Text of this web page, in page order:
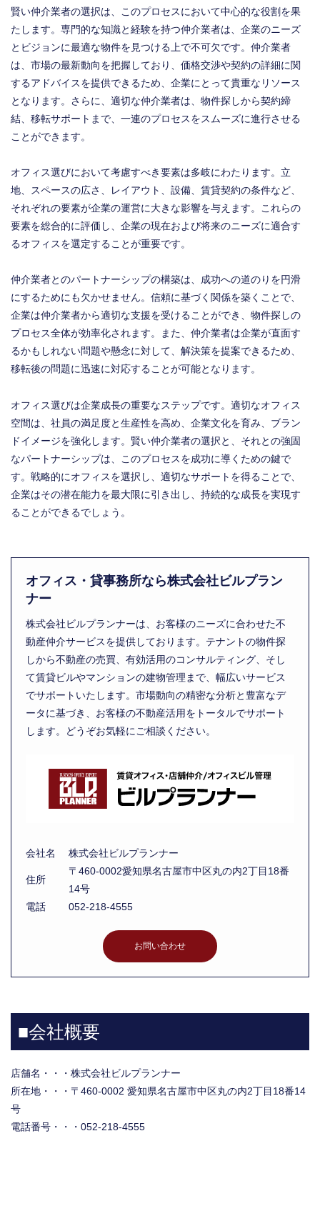
賢い仲介業者の選択は、このプロセスにおいて中心的な役割を果
たします。専門的な知識と経験を持つ仲介業者は、企業のニーズ
とビジョンに最適な物件を見つける上で不可欠です。仲介業者
は、市場の最新動向を把握しており、価格交渉や契約の詳細に関
するアドバイスを提供できるため、企業にとって貴重なリソース
となります。さらに、適切な仲介業者は、物件探しから契約締
結、移転サポートまで、一連のプロセスをスムーズに進行させる
ことができます。
オフィス選びにおいて考慮すべき要素は多岐にわたります。立
地、スペースの広さ、レイアウト、設備、賃貸契約の条件など、
それぞれの要素が企業の運営に大きな影響を与えます。これらの
要素を総合的に評価し、企業の現在および将来のニーズに適合す
るオフィスを選定することが重要です。
仲介業者とのパートナーシップの構築は、成功への道のりを円滑
にするためにも欠かせません。信頼に基づく関係を築くことで、
企業は仲介業者から適切な支援を受けることができ、物件探しの
プロセス全体が効率化されます。また、仲介業者は企業が直面す
るかもしれない問題や懸念に対して、解決策を提案できるため、
移転後の問題に迅速に対応することが可能となります。
オフィス選びは企業成長の重要なステップです。適切なオフィス
空間は、社員の満足度と生産性を高め、企業文化を育み、ブラン
ドイメージを強化します。賢い仲介業者の選択と、それとの強固
なパートナーシップは、このプロセスを成功に導くための鍵で
す。戦略的にオフィスを選択し、適切なサポートを得ることで、
企業はその潜在能力を最大限に引き出し、持続的な成長を実現す
ることができるでしょう。
オフィス・貸事務所なら株式会社ビルプラン
ナー
株式会社ビルプランナーは、お客様のニーズに合わせた不
動産仲介サービスを提供しております。テナントの物件探
しから不動産の売買、有効活用のコンサルティング、そし
て賃貸ビルやマンションの建物管理まで、幅広いサービス
でサポートいたします。市場動向の精密な分析と豊富なデ
ータに基づき、お客様の不動産活用をトータルでサポート
します。どうぞお気軽にご相談ください。
会社名 株式会社ビルプランナー
住所
〒460-0002愛知県名古屋市中区丸の内2丁目18番
14号
電話
052-218-4555
お問い合わせ
■会社概要
店舗名・・・株式会社ビルプランナー
所在地・・・〒460-0002 愛知県名古屋市中区丸の内2丁目18番14
号
電話番号・・・052-218-4555